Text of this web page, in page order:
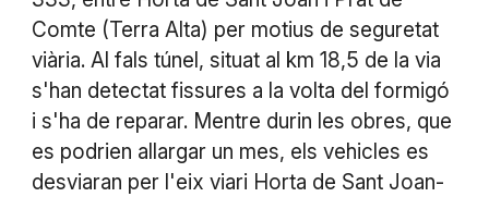
Comte (Terra Alta) per motius de seguretat
viària. Al fals túnel, situat al km 18,5 de la via
s'han detectat fissures a la volta del formigó
i s'ha de reparar. Mentre durin les obres, que
es podrien allargar un mes, els vehicles es
desviaran per l'eix viari Horta de Sant Joan-